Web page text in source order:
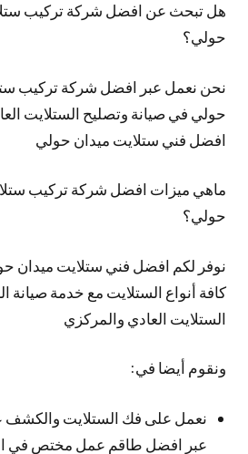
هل تبحث عن افضل شركة تركيب
حولي؟
نحن نعمل عبر افضل شركة تركيب
حولي في صيانة وتصليح الستلايت
افضل فني ستلايت ميدان حولي
ماهي ميزات افضل شركة تركيب
حولي؟
نوفر لكم افضل فني ستلايت ميدان
كافة أنواع الستلايت مع خدمة صيانة
الستلايت العادي والمركزي
ونقوم أيضا في:
نعمل على فك الستلايت والكشف
عبر افضل طاقم عمل مختص في